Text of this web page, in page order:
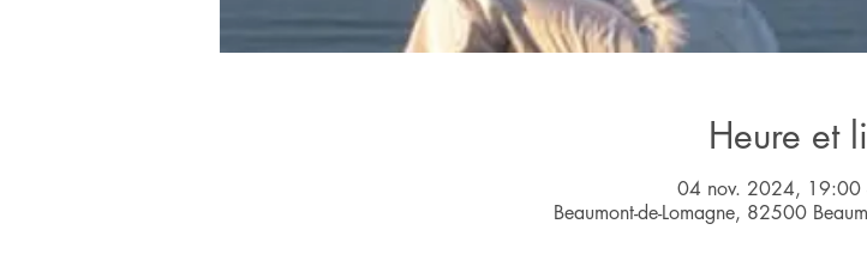
Heure et
04 nov. 2024, 19:00
Beaumont-de-Lomagne, 82500